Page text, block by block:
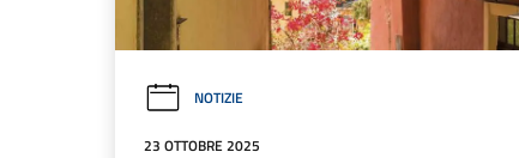
NOTIZIE
23 OTTOBRE 2025